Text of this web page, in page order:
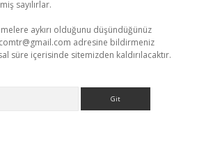
sayılırlar.
aykırı olduğunu düşündüğünüz
adresine bildirmeniz
süre içerisinde sitemizden kaldırılacaktır.